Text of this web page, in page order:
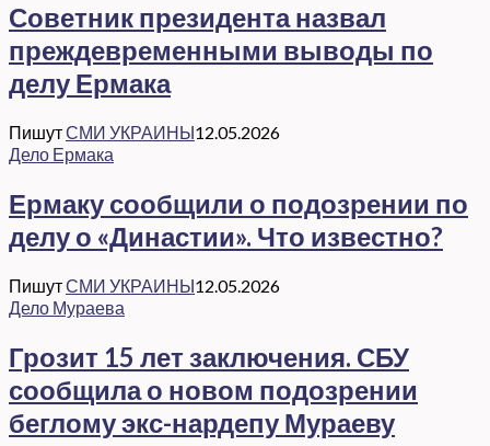
Советник президента назвал
преждевременными выводы по
делу Ермака
ПишутСМИ УКРАИНЫ12.05.2026
Дело Ермака
Ермаку сообщили о подозрении по
делу о «Династии». Что известно?
ПишутСМИ УКРАИНЫ12.05.2026
Дело Мураева
Грозит 15 лет заключения. СБУ
сообщила о новом подозрении
беглому экс-нардепу Мураеву